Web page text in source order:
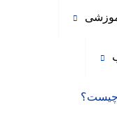
چیست؟